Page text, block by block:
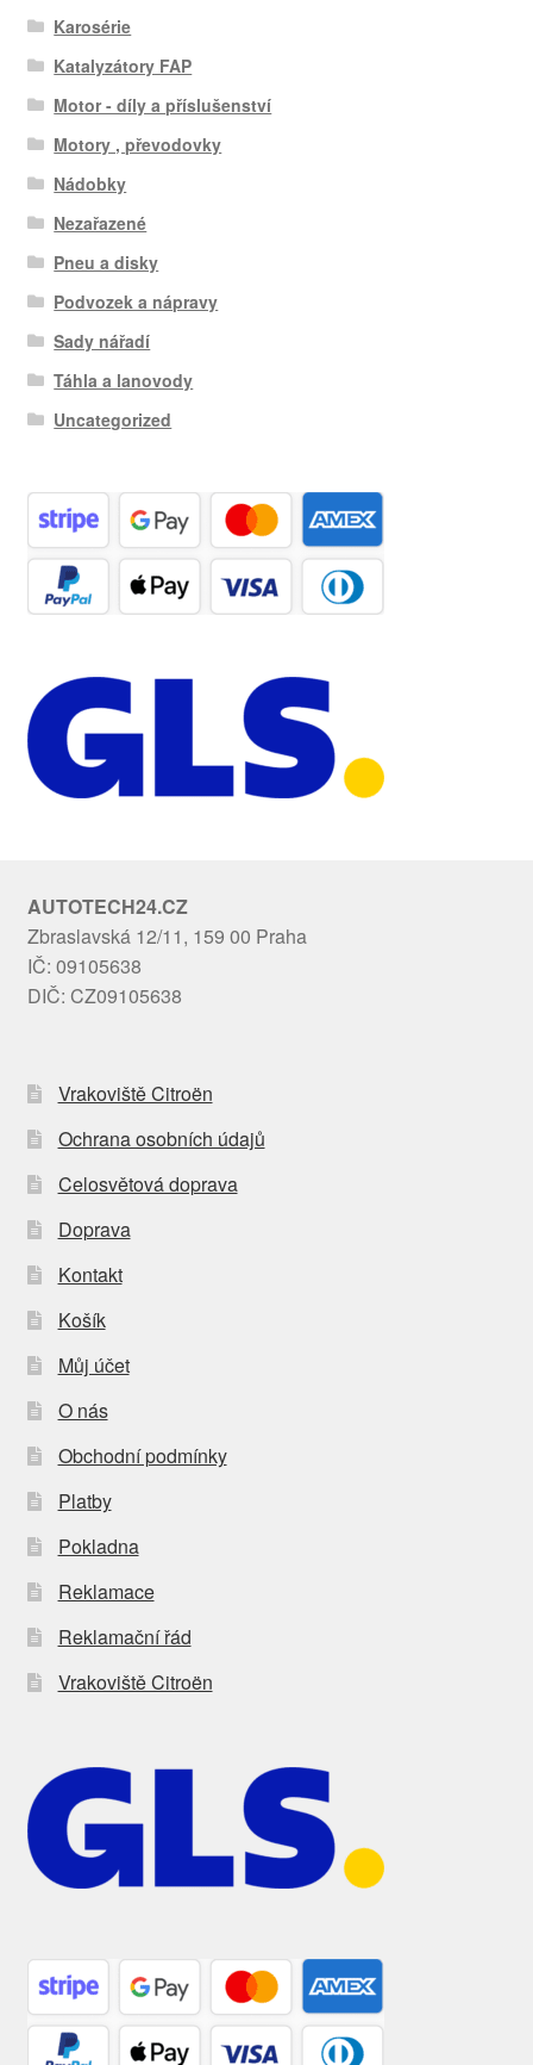
Karosérie
Katalyzátory FAP
Motor - díly a příslušenství
Motory , převodovky
Nádobky
Nezařazené
Pneu a disky
Podvozek a nápravy
Sady nářadí
Táhla a lanovody
Uncategorized
AUTOTECH24.CZ
Zbraslavská 12/11, 159 00 Praha
IČ: 09105638
DIČ: CZ09105638
Vrakoviště Citroën
Ochrana osobních údajů
Celosvětová doprava
Doprava
Kontakt
Košík
Můj účet
O nás
Obchodní podmínky
Platby
Pokladna
Reklamace
Reklamační řád
Vrakoviště Citroën